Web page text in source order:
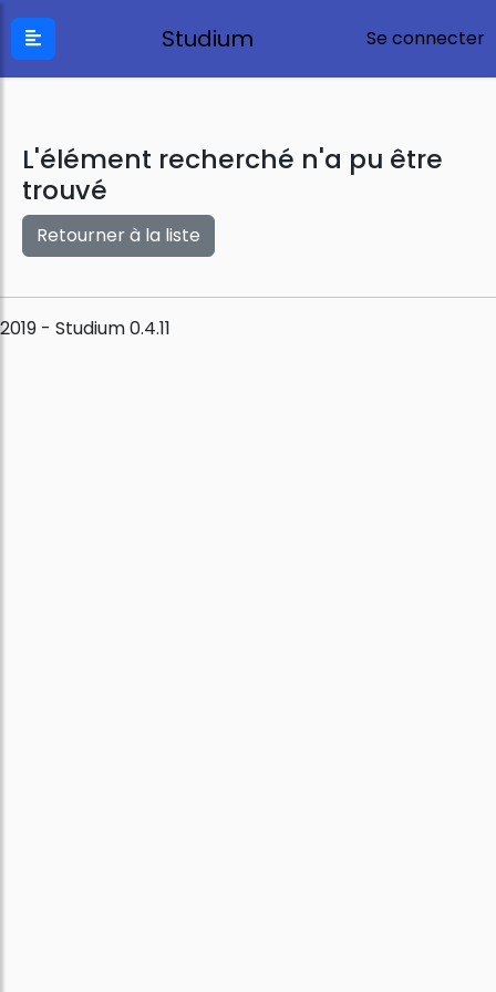
Studium Se connecter
L'élément recherché n'a pu être
trouvé
Retourner à la liste
2019 - Studium 0.4.11